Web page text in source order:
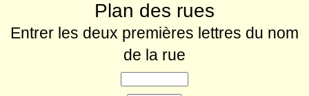
Plan des rues
Entrer les deux premières lettres du nom
de la rue